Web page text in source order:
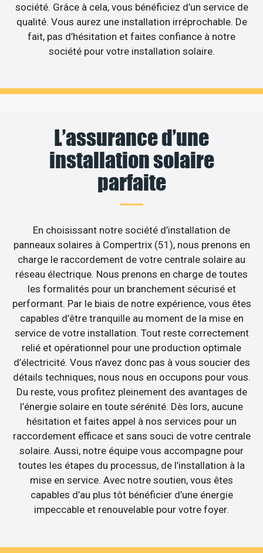
société. Grâce à cela, vous bénéficiez d’un service de
qualité. Vous aurez une installation irréprochable. De
fait, pas d’hésitation et faites confiance à notre
société pour votre installation solaire.
L’assurance d’une
installation solaire
parfaite
En choisissant notre société d’installation de
panneaux solaires à Compertrix (51), nous prenons en
charge le raccordement de votre centrale solaire au
réseau électrique. Nous prenons en charge de toutes
les formalités pour un branchement sécurisé et
performant. Par le biais de notre expérience, vous êtes
capables d’être tranquille au moment de la mise en
service de votre installation. Tout reste correctement
relié et opérationnel pour une production optimale
d’électricité. Vous n’avez donc pas à vous soucier des
détails techniques, nous nous en occupons pour vous.
Du reste, vous profitez pleinement des avantages de
l’énergie solaire en toute sérénité. Dès lors, aucune
hésitation et faites appel à nos services pour un
raccordement efficace et sans souci de votre centrale
solaire. Aussi, notre équipe vous accompagne pour
toutes les étapes du processus, de l’installation à la
mise en service. Avec notre soutien, vous êtes
capables d’au plus tôt bénéficier d’une énergie
impeccable et renouvelable pour votre foyer.